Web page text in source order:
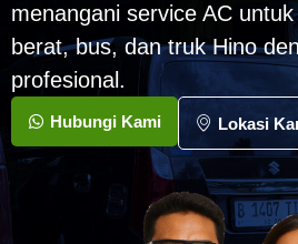
menangani service AC
berat, bus, dan truk Hino
profesional.
Hubungi Kami Lokasi